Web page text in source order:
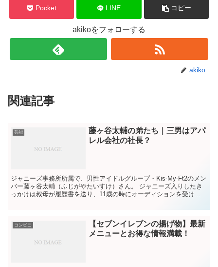
Pocket LINE コピー
akikoをフォローする
akiko
関連記事
芸能
藤ヶ谷太輔の弟たち｜三男はアパ
レル会社の社長？
ジャニーズ事務所所属で、男性アイドルグループ・Kis-My-Ft2のメン
バー藤ヶ谷太輔（ふじがやたいすけ）さん。 ジャニーズ入りしたき
っかけは叔母が履歴書を送り、11歳の時にオーディションを受け
コンビニ
【セブンイレブンの揚げ物】最新
メニューとお得な情報満載！